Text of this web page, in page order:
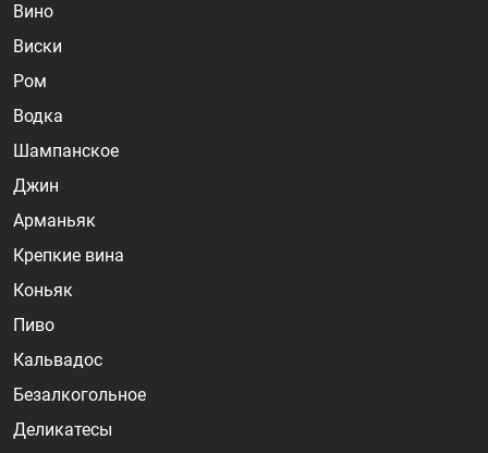
Вино
Виски
Ром
Водка
Шампанское
Джин
Арманьяк
Крепкие вина
Коньяк
Пиво
Кальвадос
Безалкогольное
Деликатесы